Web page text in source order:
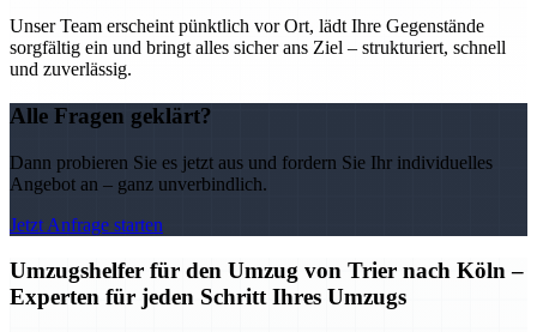
Unser Team erscheint pünktlich vor Ort, lädt Ihre Gegenstände
sorgfältig ein und bringt alles sicher ans Ziel – strukturiert, schnell
und zuverlässig.
Alle Fragen geklärt?
Dann probieren Sie es jetzt aus und fordern Sie Ihr individuelles
Angebot an – ganz unverbindlich.
Jetzt Anfrage starten
Umzugshelfer für den Umzug von Trier nach Köln –
Experten für jeden Schritt Ihres Umzugs